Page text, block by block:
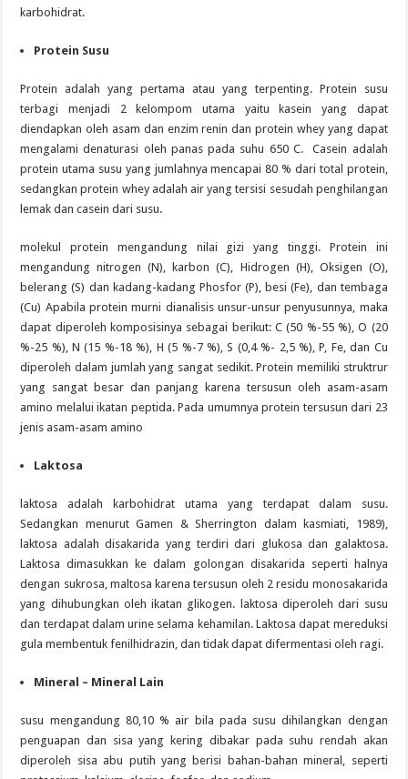
karbohidrat.
Protein Susu
Protein adalah yang pertama atau yang terpenting. Protein susu
terbagi menjadi 2 kelompom utama yaitu kasein yang dapat
diendapkan oleh asam dan enzim renin dan protein whey yang dapat
mengalami denaturasi oleh panas pada suhu 650 C. Casein adalah
protein utama susu yang jumlahnya mencapai 80 % dari total protein,
sedangkan protein whey adalah air yang tersisi sesudah penghilangan
lemak dan casein dari susu.
molekul protein mengandung nilai gizi yang tinggi. Protein ini
mengandung nitrogen (N), karbon (C), Hidrogen (H), Oksigen (O),
belerang (S) dan kadang-kadang Phosfor (P), besi (Fe), dan tembaga
(Cu) Apabila protein murni dianalisis unsur-unsur penyusunnya, maka
dapat diperoleh komposisinya sebagai berikut: C (50 %-55 %), O (20
%-25 %), N (15 %-18 %), H (5 %-7 %), S (0,4 %- 2,5 %), P, Fe, dan Cu
diperoleh dalam jumlah yang sangat sedikit. Protein memiliki struktrur
yang sangat besar dan panjang karena tersusun oleh asam-asam
amino melalui ikatan peptida. Pada umumnya protein tersusun dari 23
jenis asam-asam amino
Laktosa
laktosa adalah karbohidrat utama yang terdapat dalam susu.
Sedangkan menurut Gamen & Sherrington dalam kasmiati, 1989),
laktosa adalah disakarida yang terdiri dari glukosa dan galaktosa.
Laktosa dimasukkan ke dalam golongan disakarida seperti halnya
dengan sukrosa, maltosa karena tersusun oleh 2 residu monosakarida
yang dihubungkan oleh ikatan glikogen. laktosa diperoleh dari susu
dan terdapat dalam urine selama kehamilan. Laktosa dapat mereduksi
gula membentuk fenilhidrazin, dan tidak dapat difermentasi oleh ragi.
Mineral – Mineral Lain
susu mengandung 80,10 % air bila pada susu dihilangkan dengan
penguapan dan sisa yang kering dibakar pada suhu rendah akan
diperoleh sisa abu putih yang berisi bahan-bahan mineral, seperti